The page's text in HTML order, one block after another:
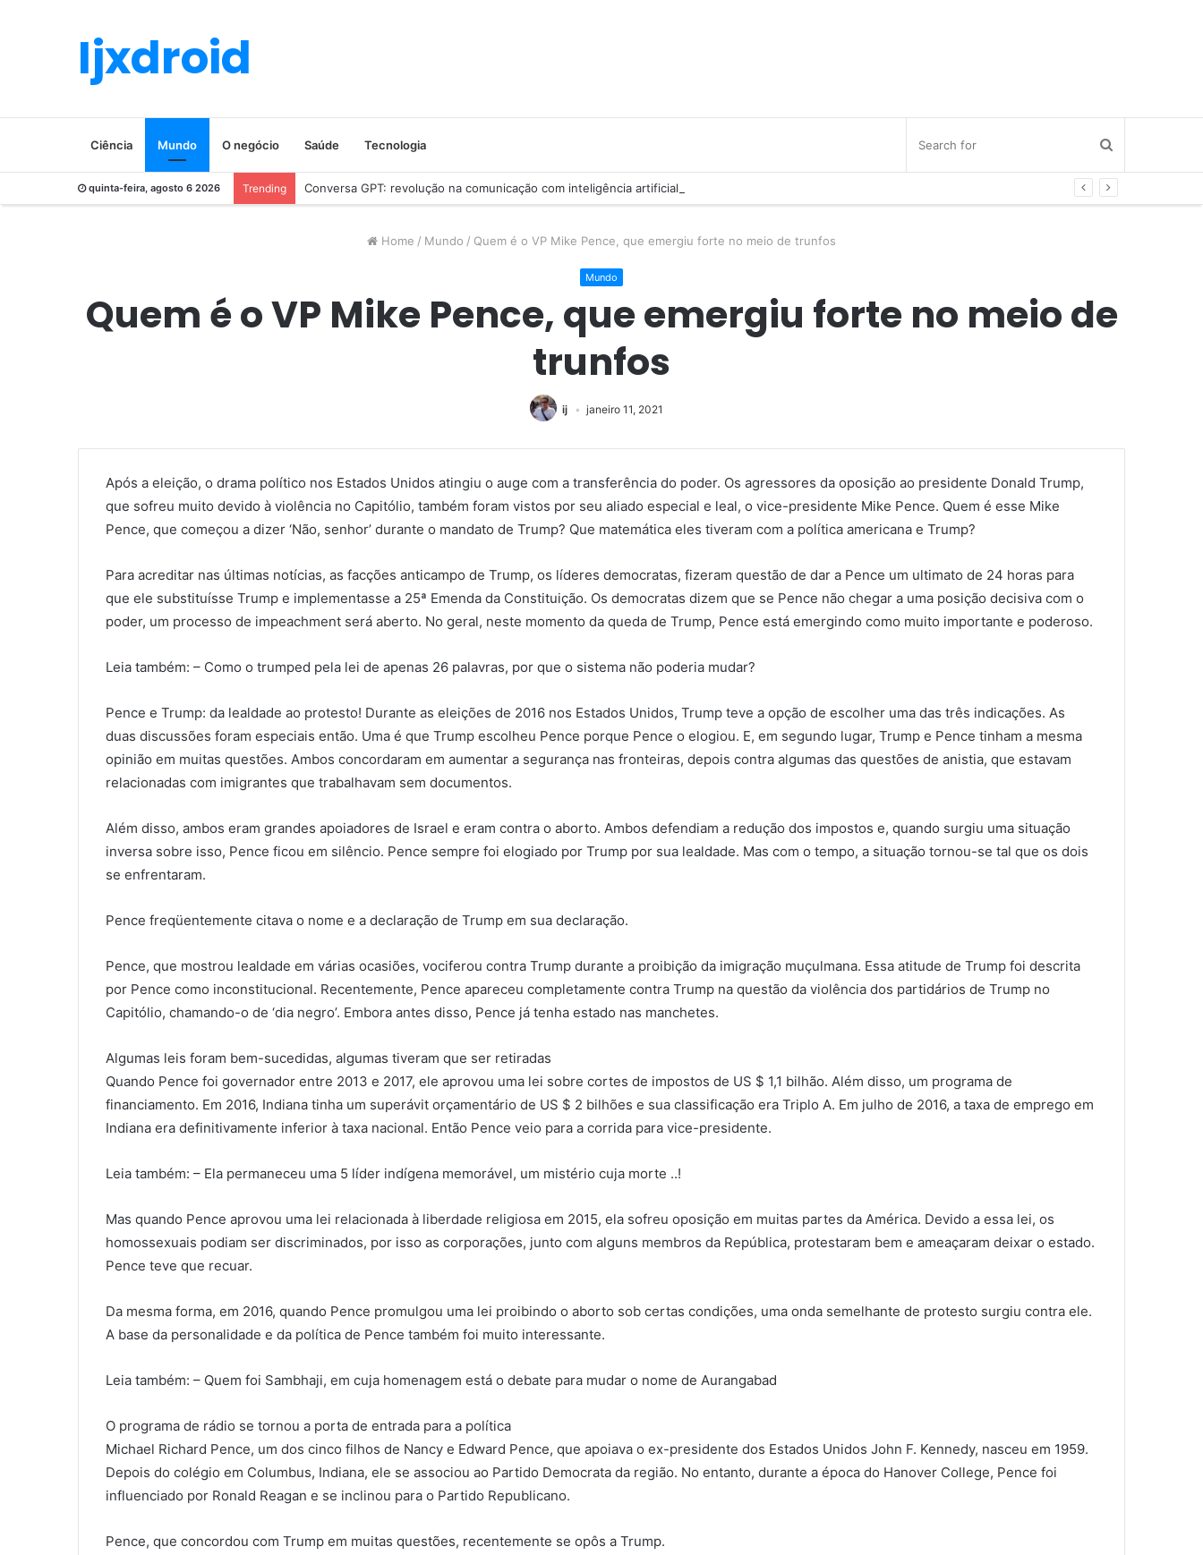
Ijxdroid
Ciência Mundo O negócio Saúde Tecnologia
quinta-feira, agosto 6 2026 Trending Conversa GPT: revolução na comunicação com inteligência artificial
Home / Mundo / Quem é o VP Mike Pence, que emergiu forte no meio de trunfos
Mundo
Quem é o VP Mike Pence, que emergiu forte no meio de
trunfos
ij janeiro 11, 2021
Após a eleição, o drama político nos Estados Unidos atingiu o auge com a transferência do poder. Os agressores da oposição ao presidente Donald Trump,
que sofreu muito devido à violência no Capitólio, também foram vistos por seu aliado especial e leal, o vice-presidente Mike Pence. Quem é esse Mike
Pence, que começou a dizer ‘Não, senhor’ durante o mandato de Trump? Que matemática eles tiveram com a política americana e Trump?
Para acreditar nas últimas notícias, as facções anticampo de Trump, os líderes democratas, fizeram questão de dar a Pence um ultimato de 24 horas para
que ele substituísse Trump e implementasse a 25ª Emenda da Constituição. Os democratas dizem que se Pence não chegar a uma posição decisiva com o
poder, um processo de impeachment será aberto. No geral, neste momento da queda de Trump, Pence está emergindo como muito importante e poderoso.
Leia também: – Como o trumped pela lei de apenas 26 palavras, por que o sistema não poderia mudar?
Pence e Trump: da lealdade ao protesto! Durante as eleições de 2016 nos Estados Unidos, Trump teve a opção de escolher uma das três indicações. As
duas discussões foram especiais então. Uma é que Trump escolheu Pence porque Pence o elogiou. E, em segundo lugar, Trump e Pence tinham a mesma
opinião em muitas questões. Ambos concordaram em aumentar a segurança nas fronteiras, depois contra algumas das questões de anistia, que estavam
relacionadas com imigrantes que trabalhavam sem documentos.
Além disso, ambos eram grandes apoiadores de Israel e eram contra o aborto. Ambos defendiam a redução dos impostos e, quando surgiu uma situação
inversa sobre isso, Pence ficou em silêncio. Pence sempre foi elogiado por Trump por sua lealdade. Mas com o tempo, a situação tornou-se tal que os dois
se enfrentaram.
Pence freqüentemente citava o nome e a declaração de Trump em sua declaração.
Pence, que mostrou lealdade em várias ocasiões, vociferou contra Trump durante a proibição da imigração muçulmana. Essa atitude de Trump foi descrita
por Pence como inconstitucional. Recentemente, Pence apareceu completamente contra Trump na questão da violência dos partidários de Trump no
Capitólio, chamando-o de ‘dia negro’. Embora antes disso, Pence já tenha estado nas manchetes.
Algumas leis foram bem-sucedidas, algumas tiveram que ser retiradas
Quando Pence foi governador entre 2013 e 2017, ele aprovou uma lei sobre cortes de impostos de US $ 1,1 bilhão. Além disso, um programa de
financiamento. Em 2016, Indiana tinha um superávit orçamentário de US $ 2 bilhões e sua classificação era Triplo A. Em julho de 2016, a taxa de emprego em
Indiana era definitivamente inferior à taxa nacional. Então Pence veio para a corrida para vice-presidente.
Leia também: – Ela permaneceu uma 5 líder indígena memorável, um mistério cuja morte ..!
Mas quando Pence aprovou uma lei relacionada à liberdade religiosa em 2015, ela sofreu oposição em muitas partes da América. Devido a essa lei, os
homossexuais podiam ser discriminados, por isso as corporações, junto com alguns membros da República, protestaram bem e ameaçaram deixar o estado.
Pence teve que recuar.
Da mesma forma, em 2016, quando Pence promulgou uma lei proibindo o aborto sob certas condições, uma onda semelhante de protesto surgiu contra ele.
A base da personalidade e da política de Pence também foi muito interessante.
Leia também: – Quem foi Sambhaji, em cuja homenagem está o debate para mudar o nome de Aurangabad
O programa de rádio se tornou a porta de entrada para a política
Michael Richard Pence, um dos cinco filhos de Nancy e Edward Pence, que apoiava o ex-presidente dos Estados Unidos John F. Kennedy, nasceu em 1959.
Depois do colégio em Columbus, Indiana, ele se associou ao Partido Democrata da região. No entanto, durante a época do Hanover College, Pence foi
influenciado por Ronald Reagan e se inclinou para o Partido Republicano.
Pence, que concordou com Trump em muitas questões, recentemente se opôs a Trump.